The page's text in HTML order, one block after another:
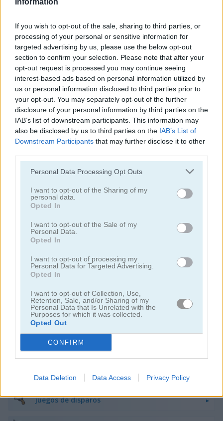
Information
If you wish to opt-out of the sale, sharing to third parties, or
processing of your personal or sensitive information for
targeted advertising by us, please use the below opt-out
section to confirm your selection. Please note that after your
opt-out request is processed you may continue seeing
interest-based ads based on personal information utilized by
us or personal information disclosed to third parties prior to
your opt-out. You may separately opt-out of the further
disclosure of your personal information by third parties on the
IAB’s list of downstream participants. This information may
also be disclosed by us to third parties on the IAB’s List of
Downstream Participants that may further disclose it to other
Personal Data Processing Opt Outs
I want to opt-out of the Sharing of my
personal data.
Opted In
I want to opt-out of the Sale of my
Personal Data.
Opted In
I want to opt-out of processing my
Personal Data for Targeted Advertising.
Opted In
I want to opt-out of Collection, Use,
Retention, Sale, and/or Sharing of my
Personal Data that Is Unrelated with the
Purposes for which it was collected.
Opted Out
CONFIRM
Data Deletion Data Access Privacy Policy
juegos de alienígenas
juegos de tiro con arco
juegos de ejército
juegos de batalla
juegos de cañones
juegos de vaqueros
juegos de fuego
juegos de peleas
juegos de armas
difíciles
juegos de caza
juegos de robots
juegos de barcos
juegos de disparos